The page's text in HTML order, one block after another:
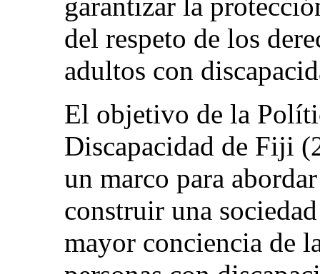
del respeto de los
adultos con
El objetivo de la
Discapacidad de Fiji
un marco para
construir una
mayor conciencia de